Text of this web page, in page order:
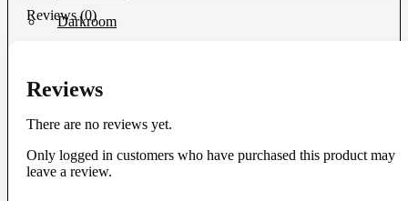
Darkroom
Video Making Gear
Action Camera Accessories
Connector Cable
Control Cable
Reviews (0)
Reviews
There are no reviews yet.
Only logged in customers who have purchased this product may
leave a review.